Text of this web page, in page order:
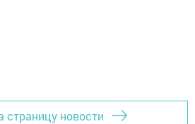
страницу новости